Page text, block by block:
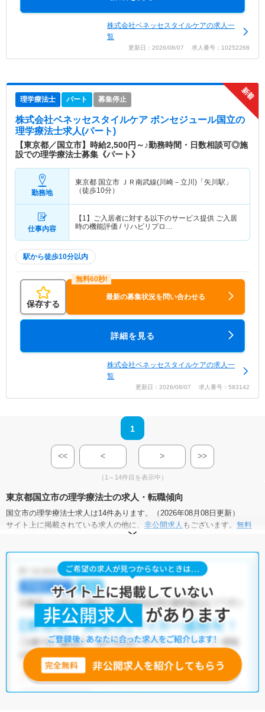
株式会社ベネッセスタイルケアの求人一
覧
更新日：2026/08/07 求人番号：10252268
理学療法士 パート 募集停止
株式会社ベネッセスタイルケア ボンセジュール国立の
理学療法士求人(パート)
【東京都／国立市】時給2,500円～♪勤務時間・日数相談可◎施
設での理学療法士募集《パート》
勤務地
東京都 国立市 ＪＲ南武線(川崎－立川)「矢川駅」
（徒歩10分）
仕事内容
【1】ご入居者に対する以下のサービス提供 ご入居
時の機能評価 / リハビリプロ…
駅から徒歩10分以内
保存する
最新の募集状況を問い合わせる
詳細を見る
株式会社ベネッセスタイルケアの求人一
覧
更新日：2026/08/07 求人番号：583142
1
<< < > >>
（1～14件目を表示中）
東京都国立市の理学療法士の求人・転職傾向
国立市の理学療法士求人は14件あります。（2026年08月08日更新）
サイト上に掲載されている求人の他に、 非公開求人 もございます。 無料
にお申し込みいただくと、全求人からご希望条件に合
国立市の理学療法士求人では以下のような条件が人気です。
土日祝休・積極採用中・ 新卒OK ・ 正社員(正職員)
施設・訪問リハビリ(在宅医療)・小児リハビリ・保育園
他の条件でも人気の求人がございますので、「こだわり条件」から検索
いただくか、お気軽にお問い合わせください。
全国の理学療法士求人から検索いただくことも可能です。
無料転職支援サービス
にお申し込みいただくと、ご希望条件をヒアリン
グした上で求人をご提案いたします。
ご希望条件がまだ定まっていない方は人気の希望条件をピックアップし